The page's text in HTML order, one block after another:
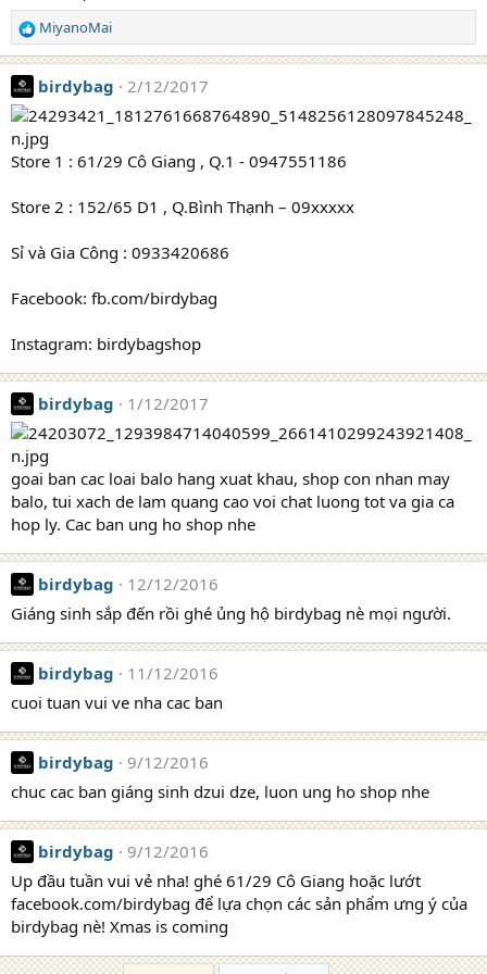
R
e
a
c
t
i
o
n
:
MiyanoMai
birdybag 2/12/2017
Store 1 : 61/29 Cô Giang , Q.1 - 0947551186
Store 2 : 152/65 D1 , Q.Bình Thạnh – 09xxxxx
Sỉ và Gia Công : 0933420686
Facebook: fb.com/birdybag
Instagram: birdybagshop
birdybag 1/12/2017
goai ban cac loai balo hang xuat khau, shop con nhan may
balo, tui xach de lam quang cao voi chat luong tot va gia ca
hop ly. Cac ban ung ho shop nhe
birdybag
12/12/2016
Giáng sinh sắp đến rồi ghé ủng hộ birdybag nè mọi người.
birdybag
11/12/2016
cuoi tuan vui ve nha cac ban
birdybag
9/12/2016
chuc cac ban giáng sinh dzui dze, luon ung ho shop nhe
birdybag
9/12/2016
Up đầu tuần vui vẻ nha! ghé 61/29 Cô Giang hoặc lướt
facebook.com/birdybag để lựa chọn các sản phẩm ưng ý của
birdybag nè! Xmas is coming